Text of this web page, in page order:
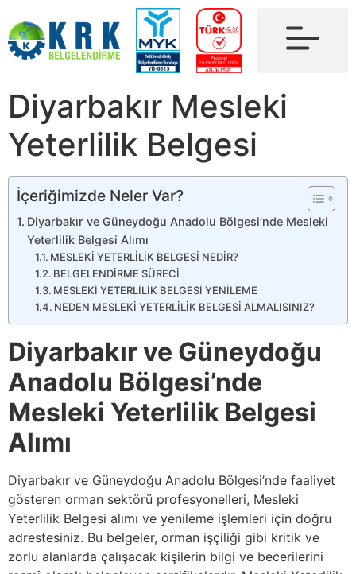
Diyarbakır Mesleki
Yeterlilik Belgesi
İçeriğimizde Neler Var?
Diyarbakır ve Güneydoğu Anadolu Bölgesi’nde Mesleki
Yeterlilik Belgesi Alımı
MESLEKİ YETERLİLİK BELGESİ NEDİR?
BELGELENDİRME SÜRECİ
MESLEKİ YETERLİLİK BELGESİ YENİLEME
NEDEN MESLEKİ YETERLİLİK BELGESİ ALMALISINIZ?
Diyarbakır ve Güneydoğu
Anadolu Bölgesi’nde
Mesleki Yeterlilik Belgesi
Alımı
Diyarbakır ve Güneydoğu Anadolu Bölgesi’nde faaliyet
gösteren orman sektörü profesyonelleri, Mesleki
Yeterlilik Belgesi alımı ve yenileme işlemleri için doğru
adrestesiniz. Bu belgeler, orman işçiliği gibi kritik ve
zorlu alanlarda çalışacak kişilerin bilgi ve becerilerini